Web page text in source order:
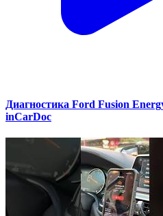
Диагностика Ford Fusion
inCarDoc